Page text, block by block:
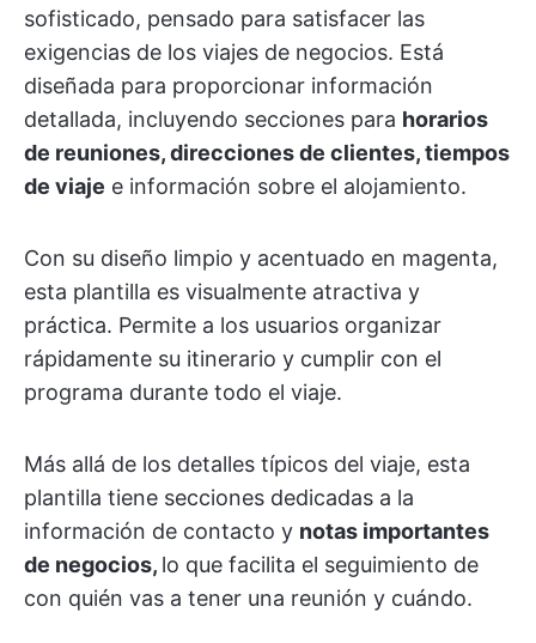
sofisticado, pensado para satisfacer las
exigencias de los viajes de negocios. Está
diseñada para proporcionar información
detallada, incluyendo secciones para horarios
de reuniones, direcciones de clientes, tiempos
de viaje e información sobre el alojamiento.
Con su diseño limpio y acentuado en magenta,
esta plantilla es visualmente atractiva y
práctica. Permite a los usuarios organizar
rápidamente su itinerario y cumplir con el
programa durante todo el viaje.
Más allá de los detalles típicos del viaje, esta
plantilla tiene secciones dedicadas a la
información de contacto y notas importantes
de negocios, lo que facilita el seguimiento de
con quién vas a tener una reunión y cuándo.